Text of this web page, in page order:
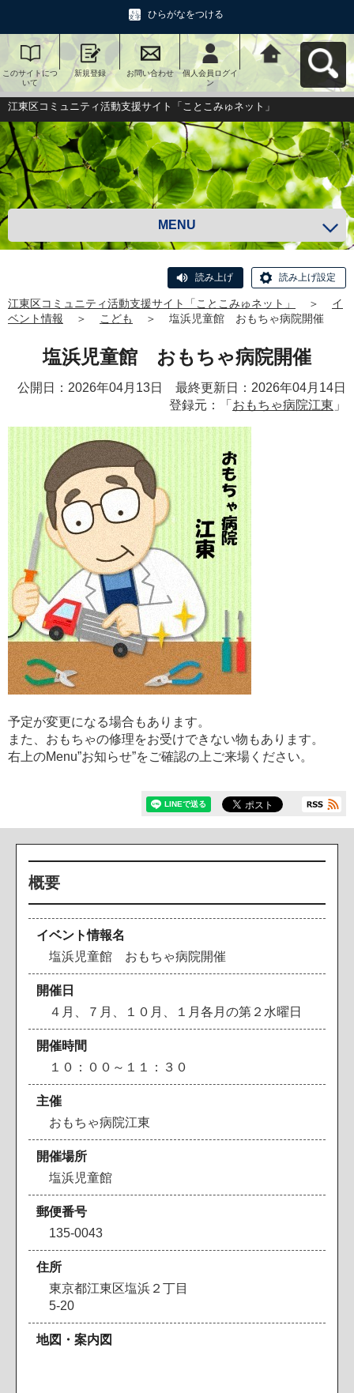
ひらがなをつける
このサイトにつ
いて
新規登録 お問い合わせ
個人会員ログイ
ン
江東区コミュニ
ティ活動支援サ
イト「ことこみ
ゅネット」へ戻
る
江東区コミュニティ活動支援サイト「ことこみゅネット」
MENU
読み上げ 読み上げ設定
江東区コミュニティ活動支援サイト「ことこみゅネット」 ＞
イ
ベント情報
＞ こども ＞ 塩浜児童館 おもちゃ病院開催
塩浜児童館 おもちゃ病院開催
公開日：2026年04月13日 最終更新日：2026年04月14日
登録元：「 おもちゃ病院江東 」
予定が変更になる場合もあります。
また、おもちゃの修理をお受けできない物もあります。
右上のMenu”お知らせ”をご確認の上ご来場ください。
概要
イベント情報名
塩浜児童館 おもちゃ病院開催
開催日
４月、７月、１０月、１月各月の第２水曜日
開催時間
１０：００～１１：３０
主催
おもちゃ病院江東
開催場所
塩浜児童館
郵便番号
135-0043
住所
東京都江東区塩浜２丁目
5-20
地図・案内図